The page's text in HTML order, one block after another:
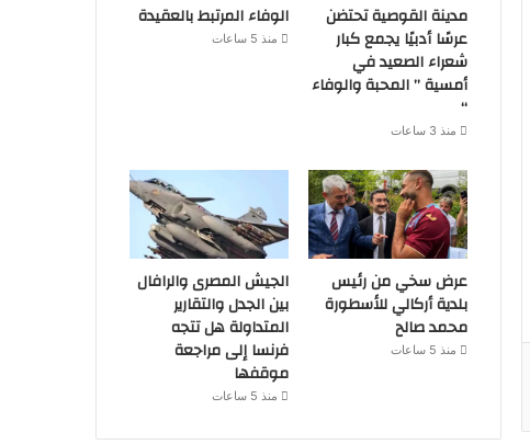
مدينة القوصية تحتضن
عرسًا أدبيًا يجمع كبار
شعراء الصعيد في
أمسية ” المحبة والوفاء
“
منذ 3 ساعات
الوفاء المرتبط بالعقيدة
منذ 5 ساعات
عرض سخي من رئيس
بلدية أركالي للأسطورة
محمد صالح
منذ 5 ساعات
الجيش المصرى والرافال
بين الجدل والتقارير
المتداولة هل تتجه
فرنسا إلى مراجعة
موقفها
منذ 5 ساعات